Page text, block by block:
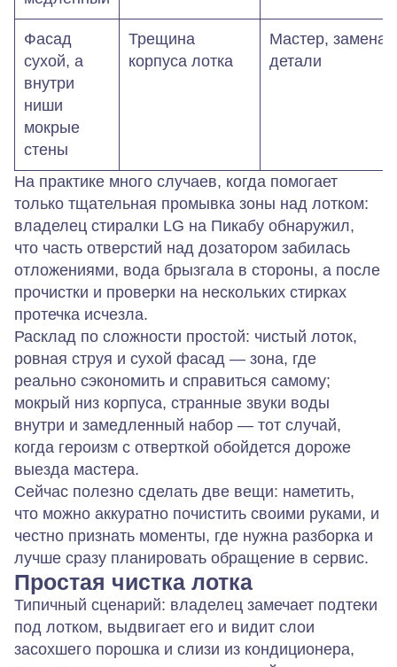
Фасад
сухой, а
внутри
ниши
мокрые
стены
Трещина
корпуса лотка
Мастер, замена
детали
На практике много случаев, когда помогает
только тщательная промывка зоны над лотком:
владелец стиралки LG на Пикабу обнаружил,
что часть отверстий над дозатором забилась
отложениями, вода брызгала в стороны, а после
прочистки и проверки на нескольких стирках
протечка исчезла.
Расклад по сложности простой: чистый лоток,
ровная струя и сухой фасад — зона, где
реально сэкономить и справиться самому;
мокрый низ корпуса, странные звуки воды
внутри и замедленный набор — тот случай,
когда героизм с отверткой обойдется дороже
выезда мастера.
Сейчас полезно сделать две вещи: наметить,
что можно аккуратно почистить своими руками, и
честно признать моменты, где нужна разборка и
лучше сразу планировать обращение в сервис.
Простая чистка лотка
Типичный сценарий: владелец замечает подтеки
под лотком, выдвигает его и видит слои
засохшего порошка и слизи из кондиционера,